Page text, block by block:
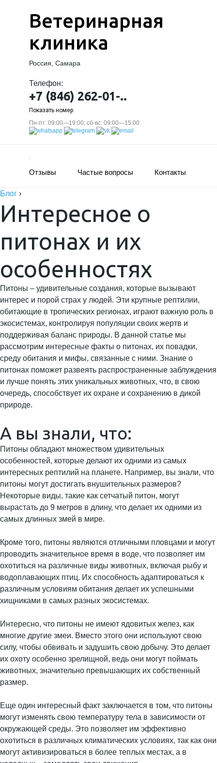
Ветеринарная
клиника
Россия, Самара
Телефон:
+7 (846) 262-01-..
Показать номер
Пн-пт: 09:00—19:00; сб-вс: 09:00—15:00
Отзывы Частые вопросы Контакты
Блог ›
Интересное о
питонах и их
особенностях
Питоны – удивительные создания, которые вызывают
интерес и порой страх у людей. Эти крупные рептилии,
обитающие в тропических регионах, играют важную роль в
экосистемах, контролируя популяции своих жертв и
поддерживая баланс природы. В данной статье мы
рассмотрим интересные факты о питонах, их повадки,
среду обитания и мифы, связанные с ними. Знание о
питонах поможет развеять распространенные заблуждения
и лучше понять этих уникальных животных, что, в свою
очередь, способствует их охране и сохранению в дикой
природе.
А вы знали, что:
Питоны обладают множеством удивительных
особенностей, которые делают их одними из самых
интересных рептилий на планете. Например, вы знали, что
питоны могут достигать внушительных размеров?
Некоторые виды, такие как сетчатый питон, могут
вырастать до 9 метров в длину, что делает их одними из
самых длинных змей в мире.
Кроме того, питоны являются отличными пловцами и могут
проводить значительное время в воде, что позволяет им
охотиться на различные виды животных, включая рыбу и
водоплавающих птиц. Их способность адаптироваться к
различным условиям обитания делает их успешными
хищниками в самых разных экосистемах.
Интересно, что питоны не имеют ядовитых желез, как
многие другие змеи. Вместо этого они используют свою
силу, чтобы обвивать и задушить свою добычу. Это делает
их охоту особенно зрелищной, ведь они могут поймать
животных, значительно превышающих их собственный
размер.
Еще один интересный факт заключается в том, что питоны
могут изменять свою температуру тела в зависимости от
окружающей среды. Это позволяет им эффективно
охотиться в различных климатических условиях, так как они
могут активизироваться в более теплых местах, а в